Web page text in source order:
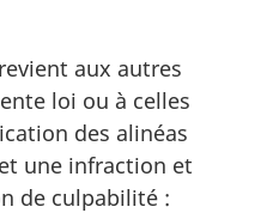
aux autres
loi ou à celles
des alinéas
une infraction et
de culpabilité :